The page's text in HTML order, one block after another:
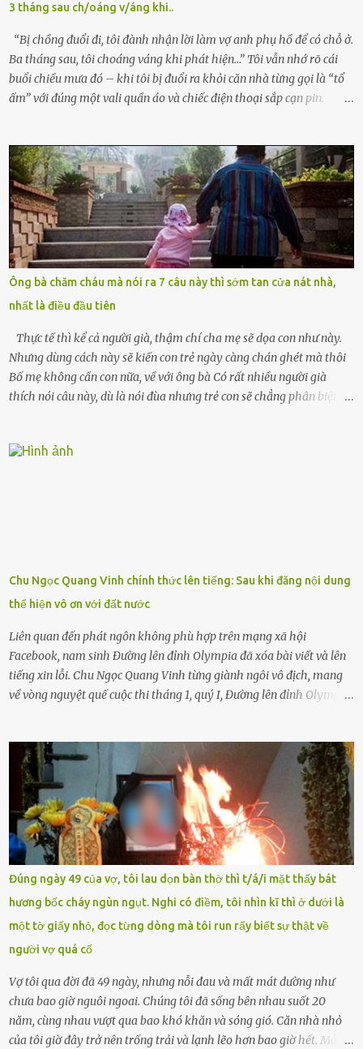
tình cờ chứng kiến giây phút bé bị đưa đi trong lặng lẽ. Nét mặt đỏ
hỏn, bàn tay bé xíu co quắp, ...
3 tháng sau ch/oáng v/áng khi..
“Bị chồng đuổi đi, tôi đành nhận lời làm vợ anh phụ hồ để có chỗ ở.
Ba tháng sau, tôi choáng váng khi phát hiện…” Tôi vẫn nhớ rõ cái
buổi chiều mưa đó – khi tôi bị đuổi ra khỏi căn nhà từng gọi là “tổ
ấm” với đúng một vali quần áo và chiếc điện thoại sắp cạn pin.
cưới cô để có con. Không phải để nuôi một cái thân bất tài chỉ biết
khóc lóc,” anh ta gằn giọng, đẩy mạnh cánh cửa trước mặt tôi.
Tiếng cánh cửa đóng lại, vang lên như một bản án lạnh lùng. Tôi
đứng chết lặng giữa cơn mưa, không biết đi đâu, về đâu. Bố mẹ tôi
mất sớm. Tôi chẳng có anh chị em. Họ hàng cũng thưa thớt, chẳng
ai thân thiết đến mức có thể mở lòng cho tôi tá túc. Bạn bè? Ai cũng
bận rộn với gia đình riêng của họ. Tôi đã từng đặt cược cả thanh
xuân vào người chồng ấy – và giờ, tôi chỉ còn lại chính mình. Tôi lên
chiếc xe buýt cuối ngày, trốn chạy khỏi thành phố và nỗi đau. Tôi v...
Ông bà chăm cháu mà nói ra 7 câu này thì sớm tan cửa nát nhà,
nhất là điều đầu tiên
Thực tế thì kể cả người già, thậm chí cha mẹ sẽ dọa con như này.
Nhưng dùng cách này sẽ kiến con trẻ ngày càng chán ghét mà thôi
Bố mẹ không cần con nữa, về với ông bà Có rất nhiều người già
thích nói câu này, dù là nói đùa nhưng trẻ con sẽ chẳng phân biệt
khuyên nhủ con thật cẩn thận. Nếu cháu không nghe lời, cảnh sát
để được giúp đỡ thì có thể sẽ bỏ lỡ cơ hội và gặp nguy hiểm. Trẻ con
có biết gì đâu Nhiều người cứ coi trẻ còn nhỏ nên dù có phạm sai
lầm, thì họ cũng không trách mắng. Nhưng nếu người lớn tuổi
không dạy con cẩn...
Chu Ngọc Quang Vinh chính thức lên tiếng: Sau khi đăng nội dung
thể hiện vô ơn với đất nước
Liên quan đến phát ngôn không phù hợp trên mạng xã hội
Facebook, nam sinh Đường lên đỉnh Olympia đã xóa bài viết và lên
tiếng xin lỗi. Chu Ngọc Quang Vinh từng giành ngôi vô địch, mang
về vòng nguyệt quế cuộc thi tháng 1, quý I, Đường lên đỉnh Olympia.
chưa phù hợp, gây xôn xao, bức xúc trong dư luận. Ngay sau đó,
Trường THPT Chuyên Nguyễn Tất Thành báo cáo xác nhận tài
khoản Chu Vinh là của học sinh Chu Ngọc Quang Vinh, lớp 12 Anh
của nhà trường. Nam sinh này từng giành ngôi vô địch, mang về
vòng nguyệt quế cuộc thi tháng 1, quý I, Đường lên đỉnh Olympia
năm thứ 24. Quá trình giáo dục, học sinh Chu Ngọc Quang Vinh đã
nhận thức được nội dung bài viết của bản thân trên mạng xã hội
ngày 1.9 là chưa phù hợp nên đã chủ động gỡ bài viết và đăng bài
xin lỗi trên trang Facebook cá nhân. Chu Ngọc Quang Vinh làm việc
với cơ quan chức năng. Ảnh: Đơn vị cung...
Đúng ngày 49 của vợ, tôi lau dọn bàn thờ thì t/á/i mặt thấy bát
hương bốc cháy ngùn ngụt. Nghi có điềm, tôi nhìn kĩ thì ở dưới là
một tờ giấy nhỏ, đọc từng dòng mà tôi run rẩy biết sự thật về
người vợ quá cố
Vợ tôi qua đời đã 49 ngày, nhưng nỗi đau và mất mát dường như
chưa bao giờ nguôi ngoai. Chúng tôi đã sống bên nhau suốt 20
năm, cùng nhau vượt qua bao khó khăn và sóng gió. Căn nhà nhỏ
của tôi giờ đây trở nên trống trải và lạnh lẽo hơn bao giờ hết. Mỗi